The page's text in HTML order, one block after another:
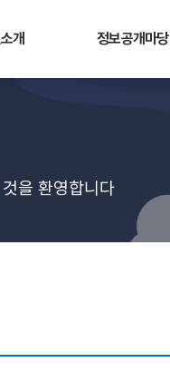
개 정보공개마당
을 환영합니다